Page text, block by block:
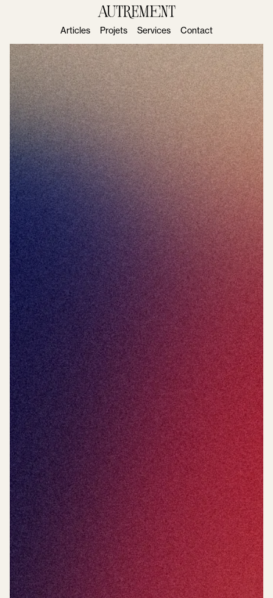
Articles Projets Services Contact